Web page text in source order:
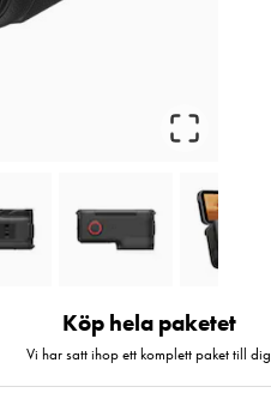
Köp hela paketet
Vi har satt ihop ett komplett paket till dig